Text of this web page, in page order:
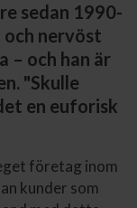
sedan 1990-
nervöst
– och han är
"Skulle
en euforisk
företag inom
kunder som